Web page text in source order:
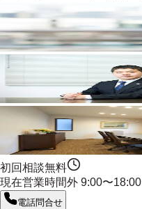
初回相談無料
現在営業時間外 9:00〜18:00
電話問合せ